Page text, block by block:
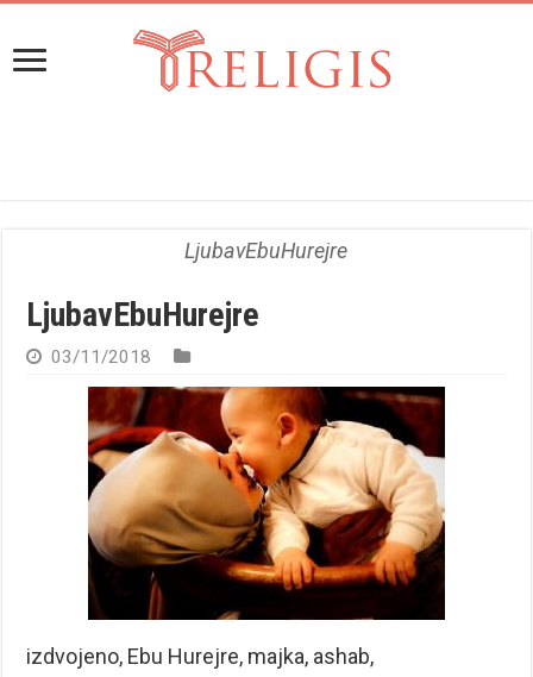
LjubavEbuHurejre
LjubavEbuHurejre
03/11/2018
izdvojeno, Ebu Hurejre, majka, ashab,